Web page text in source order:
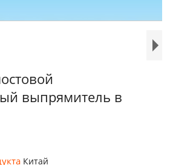
выпрямитель в
Китай